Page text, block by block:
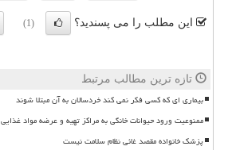
این مطلب را می پسندید؟ (1)
تازه ترین مطالب مرتبط
بیماری ای که کسی فکر نمی کند خردسالان به آن مبتلا شوند
ممنوعیت ورود حیوانات خانگی به مراکز تهیه و عرضه مواد غذایی
پزشک خانواده مقصد غائی نظام سلامت نیست